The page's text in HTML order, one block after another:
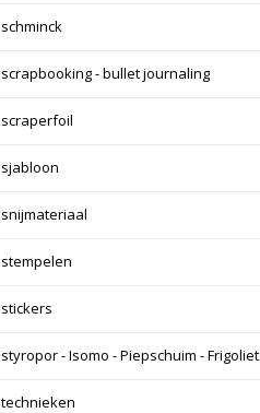
schminck
scrapbooking - bullet journaling
scraperfoil
sjabloon
snijmateriaal
stempelen
stickers
styropor - Isomo - Piepschuim - Frigoliet
technieken